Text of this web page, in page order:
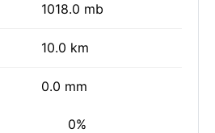
1018.0 mb
10.0 km
0.0 mm
0%